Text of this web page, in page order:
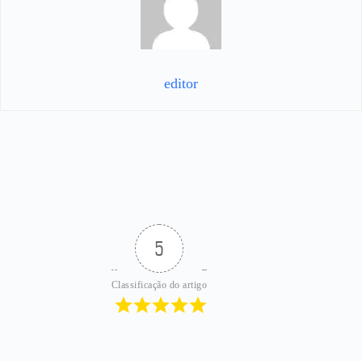
editor
5
Classificação do artigo